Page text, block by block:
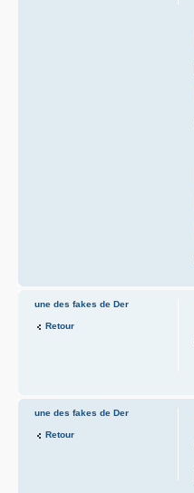
une des fakes de Der
Retour
une des fakes de Der
Retour